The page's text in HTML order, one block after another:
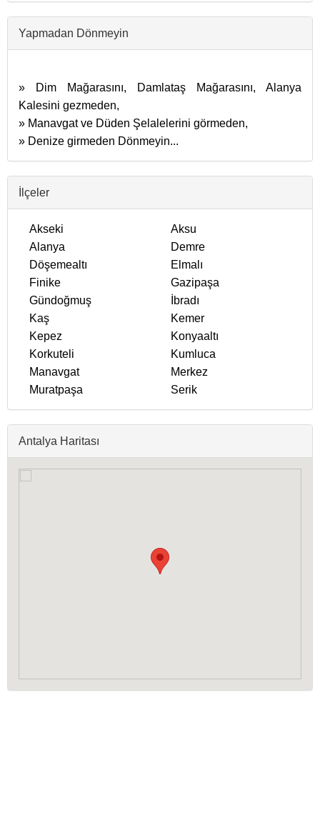
Yapmadan Dönmeyin
» Dim Mağarasını, Damlataş Mağarasını, Alanya
Kalesini gezmeden,
» Manavgat ve Düden Şelalelerini görmeden,
» Denize girmeden Dönmeyin...
İlçeler
Akseki
Aksu
Alanya
Demre
Döşemealtı
Elmalı
Finike
Gazipaşa
Gündoğmuş
İbradı
Kaş
Kemer
Kepez
Konyaaltı
Korkuteli
Kumluca
Manavgat
Merkez
Muratpaşa
Serik
Antalya Haritası